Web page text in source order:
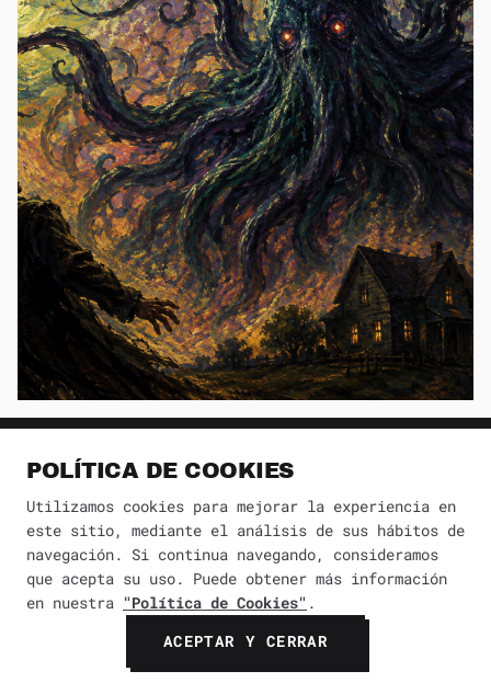
13 cuentos de terror en Reddit que te
POLÍTICA DE COOKIES
Utilizamos cookies para mejorar la experiencia en
este sitio, mediante el análisis de sus hábitos de
navegación. Si continua navegando, consideramos
que acepta su uso. Puede obtener más información
en nuestra "Política de Cookies" .
ACEPTAR Y CERRAR